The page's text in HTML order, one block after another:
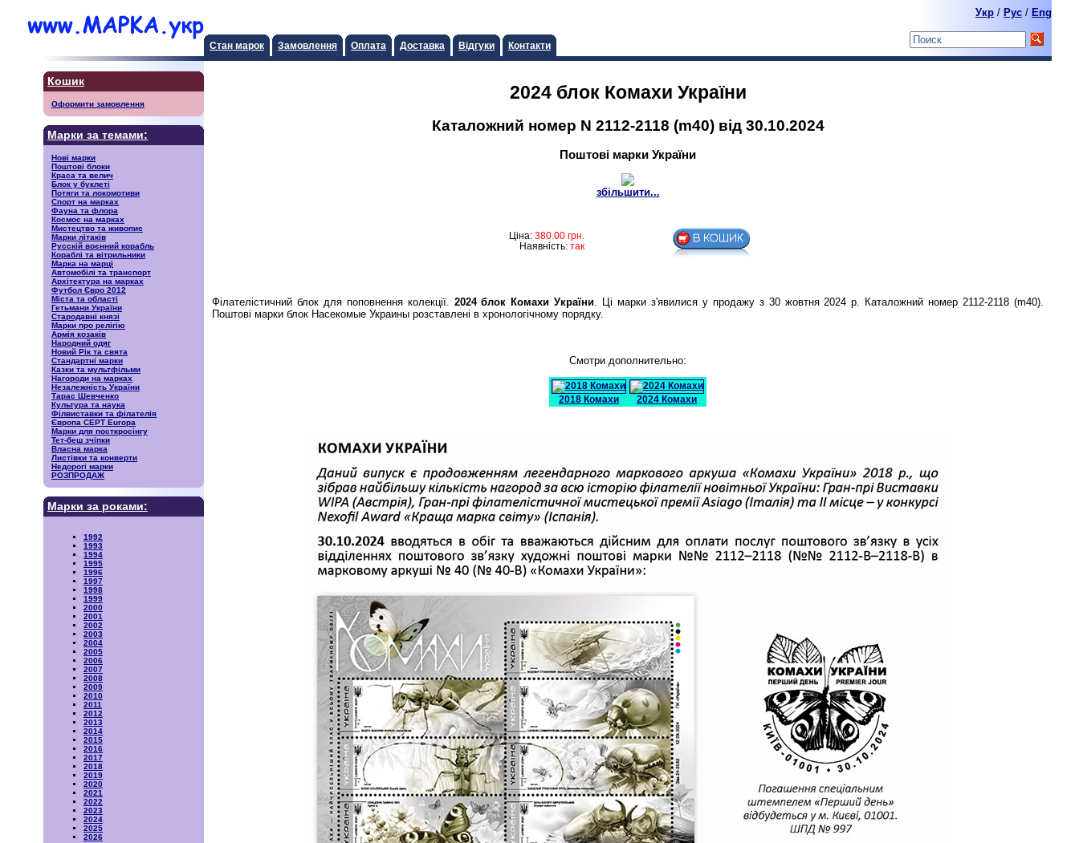
Стан марок Замовлення Оплата Доставка Відгуки Контакти
Укр / Pyc / Eng
Кошик
Оформити замовлення
Марки за темами:
Нові марки
Поштові блоки
Краса та велич
Блок у буклеті
Потяги та локомотиви
Спорт на марках
Фауна та флора
Космос на марках
Мистецтво та живопис
Марки літаків
Русскiй воєнний корабль
Кораблі та вітрильники
Марка на марці
Автомобілі та транспорт
Архітектура на марках
Футбол Євро 2012
Міста та області
Гетьмани України
Стародавні князі
Марки про релігію
Армія козаків
Народний одяг
Новий Рік та свята
Стандартні марки
Казки та мультфільми
Нагороди на марках
Незалежність України
Тарас Шевченко
Культура та наука
Філвиставки та філателія
Європа CEPT Europa
Марки для посткросінгу
Тет-беш зчіпки
Власна марка
Листівки та конверти
Недорогі марки
РОЗПРОДАЖ
Марки за роками:
1992
1993
1994
1995
1996
1997
1998
1999
2000
2001
2002
2003
2004
2005
2006
2007
2008
2009
2010
2011
2012
2013
2014
2015
2016
2017
2018
2019
2020
2021
2022
2023
2024
2025
2026
2024 блок Комахи України
Каталожний номер N 2112-2118 (m40) від 30.10.2024
Поштові марки України
збільшити...
Ціна: 380.00 грн.
Наявність: так
Філателістичний блок для поповнення колекції. 2024 блок Комахи України . Ці марки з'явилися у продажу з 30 жовтня 2024 р. Каталожний номер 2112-2118 (m40).
Поштові марки блок Насекомые Украины розставлені в хронологічному порядку.
Смотри дополнительно:
2018 Комахи 2024 Комахи